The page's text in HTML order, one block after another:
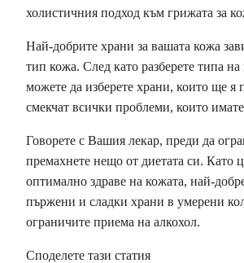
холистичния подход към грижата за
Най-добрите храни за вашата кожа
тип кожа. След като разберете типа на
можете да изберете храни, които ще я
смекчат всички проблеми, които
Говорете с Вашия лекар, преди да
премахнете нещо от диетата си. Като
оптимално здраве на кожата, най-
пържени и сладки храни в умерени
ограничите приема на алкохол.
Споделете тази статия